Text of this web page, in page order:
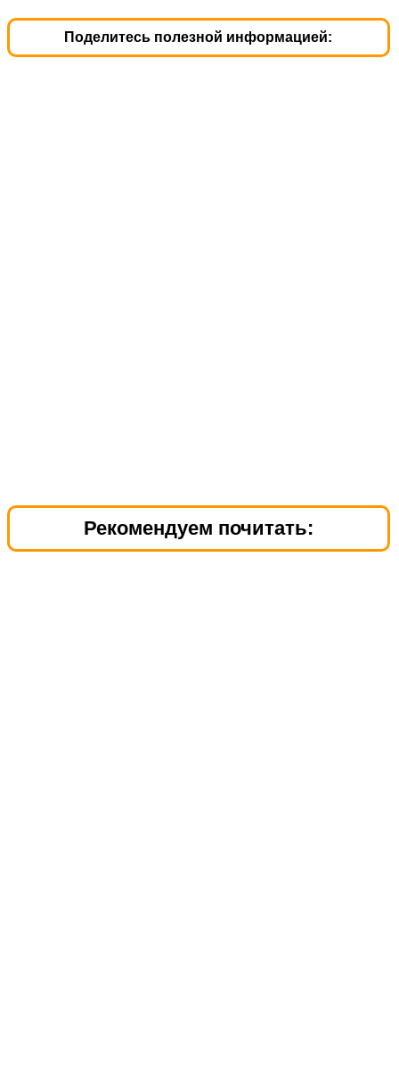
Поделитесь полезной информацией:
Рекомендуем почитать: